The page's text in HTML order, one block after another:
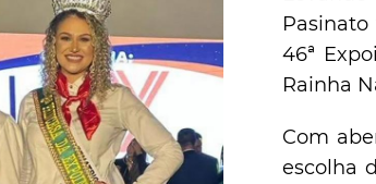
46ª
Rainha
Com
escolha